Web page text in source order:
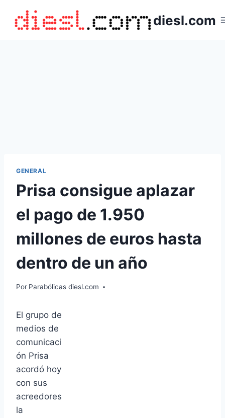
contenido
diesl.com
GENERAL
Prisa consigue aplazar
el pago de 1.950
millones de euros hasta
dentro de un año
Por Parabólicas diesl.com
El grupo de
medios de
comunicaci
ón Prisa
acordó hoy
con sus
acreedores
la